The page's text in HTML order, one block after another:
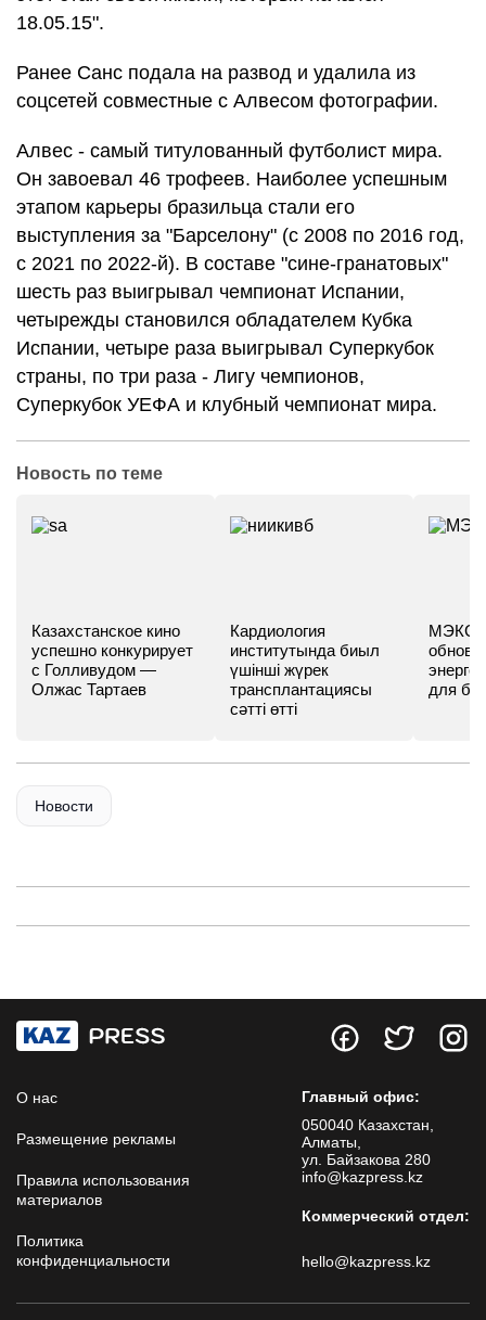
18.05.15".
Ранее Санс подала на развод и удалила из
соцсетей совместные с Алвесом фотографии.
Алвес - самый титулованный футболист мира.
Он завоевал 46 трофеев. Наиболее успешным
этапом карьеры бразильца стали его
выступления за "Барселону" (с 2008 по 2016 год,
с 2021 по 2022-й). В составе "сине-гранатовых"
шесть раз выигрывал чемпионат Испании,
четырежды становился обладателем Кубка
Испании, четыре раза выигрывал Суперкубок
страны, по три раза - Лигу чемпионов,
Суперкубок УЕФА и клубный чемпионат мира.
Новость по теме
Казахстанское кино
успешно конкурирует
с Голливудом —
Олжас Тартаев
Кардиология
институтында биыл
үшінші жүрек
трансплантациясы
сәтті өтті
МЭКС -
для
Новости
О нас
Размещение рекламы
Правила использования
материалов
Политика
конфиденциальности
Главный офис:
050040 Казахстан,
Алматы,
ул. Байзакова 280
info@kazpress.kz
Коммерческий отдел:
hello@kazpress.kz